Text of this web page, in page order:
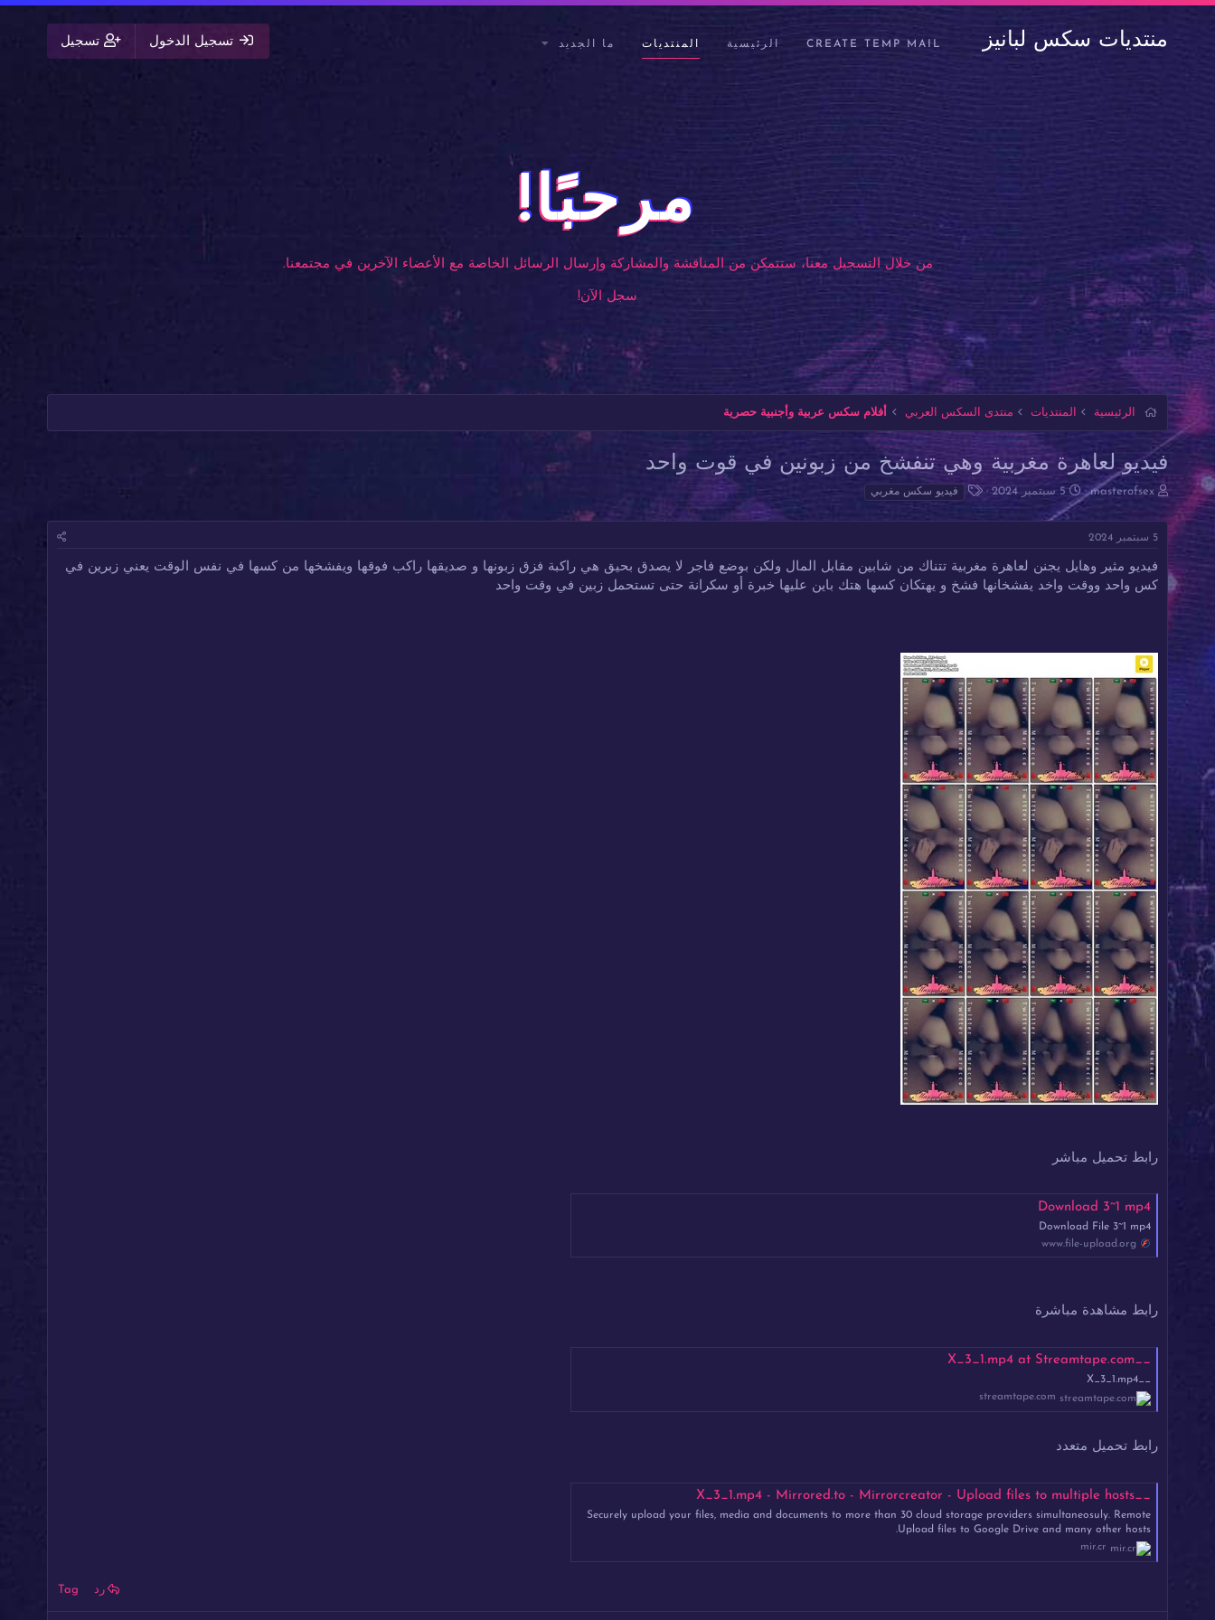
منتديات سكس لبانيز CREATE TEMP MAIL الرئيسية المنتديات ما الجديد تسجيل الدخول تسجيل
مرحبًا!
من خلال التسجيل معنا، ستتمكن من المناقشة والمشاركة وإرسال الرسائل الخاصة مع الأعضاء الآخرين في مجتمعنا.
سجل الآن!
الرئيسية المنتديات منتدى السكس العربي أفلام سكس عربية وأجنبية حصرية
فيديو لعاهرة مغربية وهي تنفشخ من زبونين في قوت واحد
ب
ئ
ل
م
ع
masterofsex
ت
ا
ر
ا
5 سبتمبر 2024
و
م
فيديو سكس مغربي
5 سبتمبر 2024
فيديو مثير وهايل يجنن لعاهرة مغربية تتناك من شابين مقابل المال ولكن بوضع فاجر لا يصدق بحيق هي راكبة فزق زبونها و صديقها راكب فوقها ويفشخها من كسها في نفس الوقت يعني زبرين في
كس واحد ووقت واخد يفشخانها فشخ و يهتكان كسها هتك باين عليها خبرة أو سكرانة حتى تستحمل زبين في وقت واحد
رابط تحميل مباشر
Download 3~1 mp4
Download File 3~1 mp4
www.file-upload.org
رابط مشاهدة مباشرة
__X_3_1.mp4 at Streamtape.com
__X_3_1.mp4
streamtape.com
رابط تحميل متعدد
__X_3_1.mp4 - Mirrored.to - Mirrorcreator - Upload files to multiple hosts
Securely upload your files, media and documents to more than 30 cloud storage providers simultaneosuly. Remote
Upload files to Google Drive and many other hosts.
mir.cr
رد Tag